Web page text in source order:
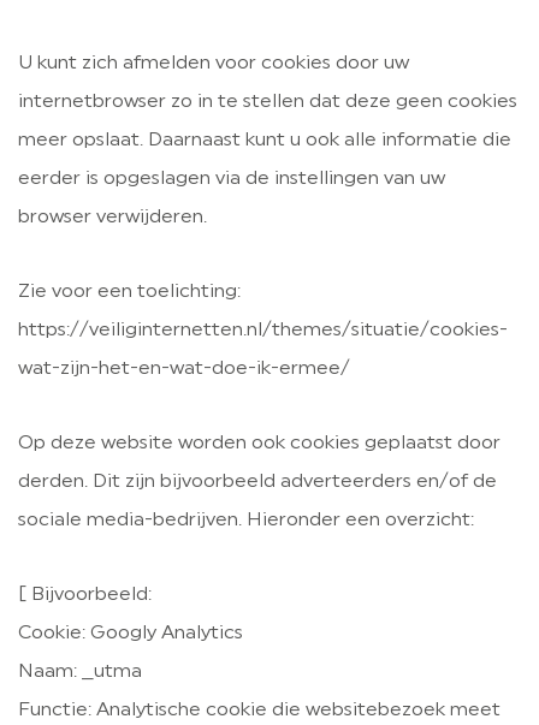
U kunt zich afmelden voor cookies door uw
internetbrowser zo in te stellen dat deze geen cookies
meer opslaat. Daarnaast kunt u ook alle informatie die
eerder is opgeslagen via de instellingen van uw
browser verwijderen.
Zie voor een toelichting:
https://veiliginternetten.nl/themes/situatie/cookies-
wat-zijn-het-en-wat-doe-ik-ermee/
Op deze website worden ook cookies geplaatst door
derden. Dit zijn bijvoorbeeld adverteerders en/of de
sociale media-bedrijven. Hieronder een overzicht:
[ Bijvoorbeeld:
Cookie: Googly Analytics
Naam: _utma
Functie: Analytische cookie die websitebezoek meet